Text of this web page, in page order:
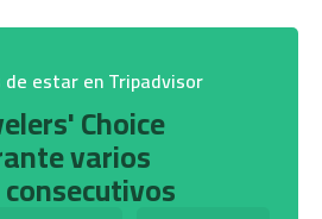
estar en Tripadvisor
Choice
varios